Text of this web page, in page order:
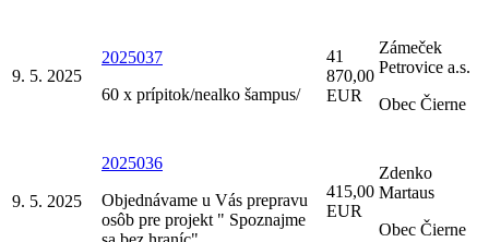
9. 5. 2025
2025037
60 x prípitok/nealko šampus/
41
870,00
EUR
Zámeček
Petrovice a.s.
Obec Čierne
9. 5. 2025
2025036
Objednávame u Vás prepravu
osôb pre projekt " Spoznajme
415,00
EUR
Zdenko
Martaus
Obec Čierne